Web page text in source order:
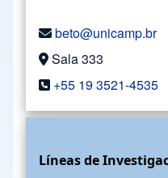
beto@unicamp.br
Sala 333
+55 19 3521-4535
Líneas de